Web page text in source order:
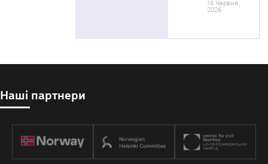
16 Червня,
2026
Наші партнери